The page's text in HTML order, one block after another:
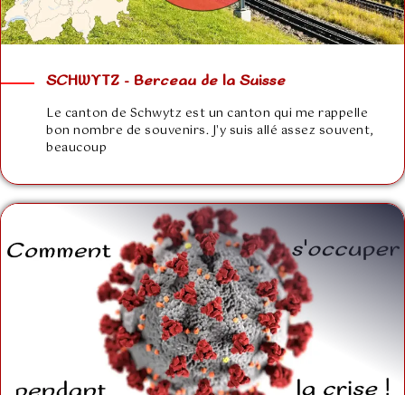
SCHWYTZ – Berceau de la Suisse
Le canton de Schwytz est un canton qui me rappelle
bon nombre de souvenirs. J'y suis allé assez souvent,
beaucoup